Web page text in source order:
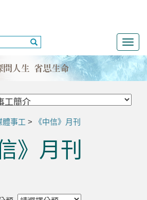
體事工 > 《中信》月刊
》月刊